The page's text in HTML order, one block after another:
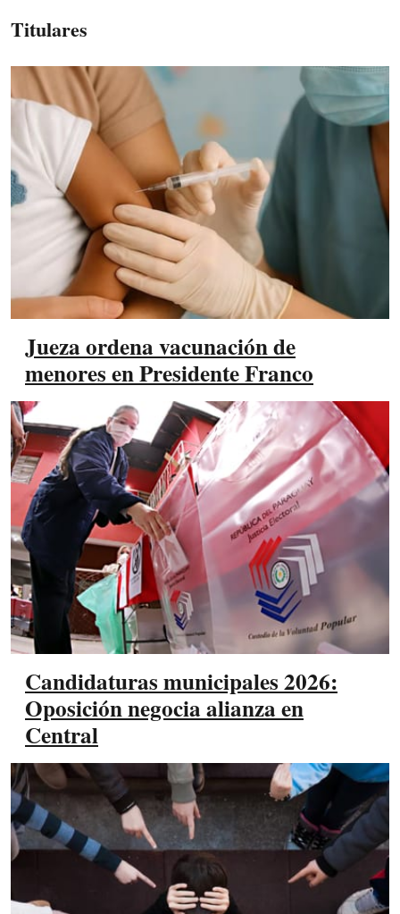
Titulares
Jueza ordena vacunación de
menores en Presidente Franco
Candidaturas municipales 2026:
Oposición negocia alianza en
Central